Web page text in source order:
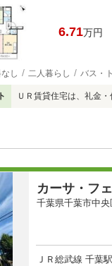
6.71万円
し 二人暮らし バス・
ＵＲ賃貸住宅は、礼金
カーサ・フ
千葉県千葉市中央
ＪＲ総武線 千葉